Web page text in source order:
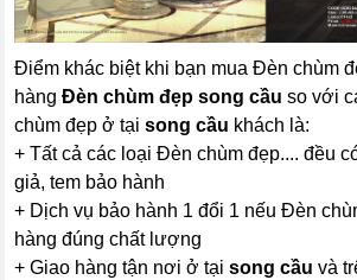
Điểm khác biệt khi bạn mua Đèn chùm
hàngĐèn chùm đẹpsong cầu so với
chùm đẹp ở tạisong cầu khách là:
+ Tất cả các loại Đèn chùm đẹp.... đều
giả, tem bảo hành
+ Dịch vụ bảo hành 1 đổi 1 nếu Đèn
hàng đúng chất lượng
+ Giao hàng tận nơi ở tạisong cầu và